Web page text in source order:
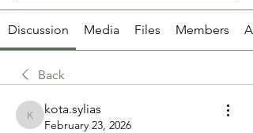
Discussion Media Files Members
Back
kota.sylias
kota.sylias
February 23, 2026